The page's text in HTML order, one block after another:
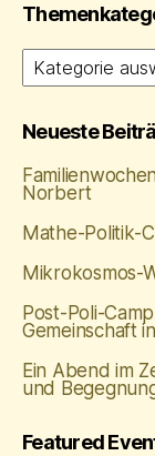
Neueste
Norbert
Mikrokosmos-
Post-Poli-
Gemeinschaft
Ein Abend im
und
Featured